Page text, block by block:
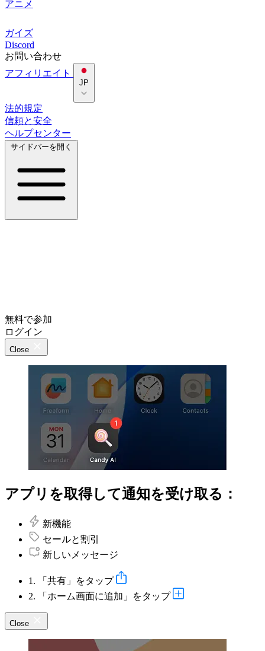
アニメ
ガイズ
Discord
お問い合わせ
アフィリエイト
JP
法的規定
信頼と安全
ヘルプセンター
サイドバーを開く
無料で参加
ログイン
Close
アプリを取得して通知を受け取る：
新機能
セールと割引
新しいメッセージ
1. 「共有」をタップ
2. 「ホーム画面に追加」をタップ
Close